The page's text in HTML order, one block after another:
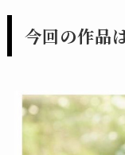
今回の作品